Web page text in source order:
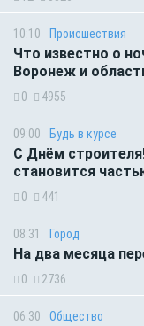
10:10 Происшествия
Что известно о
Воронеж и
0 4955
09:00 Будь в курсе
С Днём
становится
0 441
08:31 Город
На два месяца
0 2736
06:30 Общество